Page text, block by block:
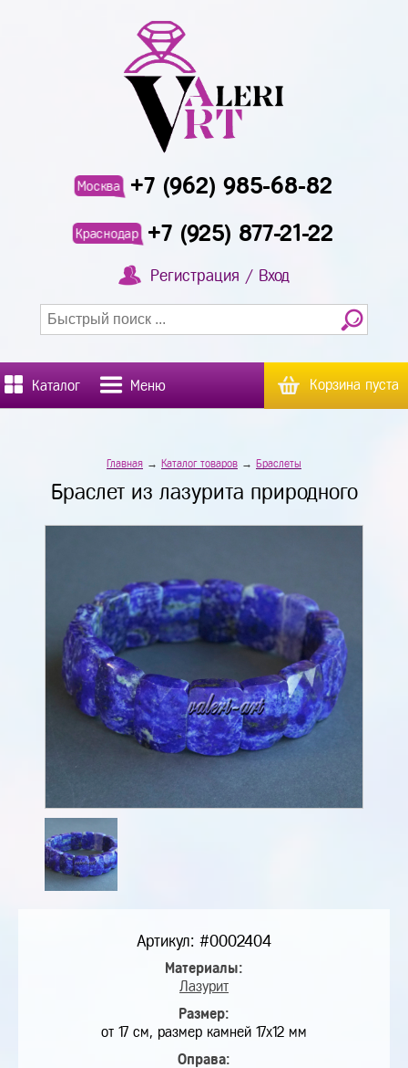
Москва +7 (962) 985-68-82
Краснодар +7 (925) 877-21-22
Регистрация / Вход
Каталог Меню Корзина пуста
Главная → Каталог товаров → Браслеты
Браслет из лазурита природного
Артикул: #0002404
Материалы:
Лазурит
Размер:
от 17 см, размер камней 17х12 мм
Оправа: